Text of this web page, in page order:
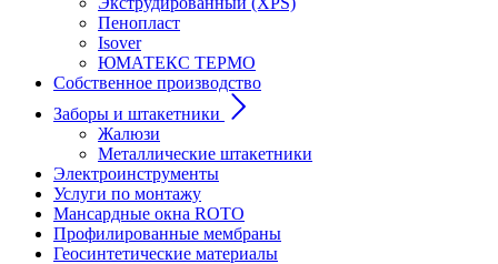
Пенопласт
Isover
ЮМАТЕКС ТЕРМО
Собственное производство
Заборы и штакетники
Жалюзи
Металлические штакетники
Электроинструменты
Услуги по монтажу
Мансардные окна ROTO
Профилированные мембраны
Геосинтетические материалы